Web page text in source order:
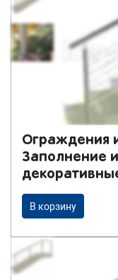
Ограждения
Заполнение
В корзину